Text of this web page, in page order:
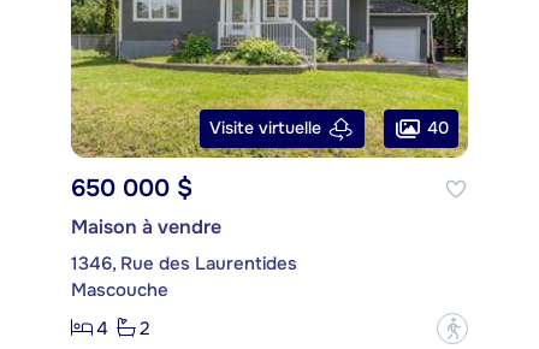
Visite virtuelle 40
650 000 $
Maison à vendre
1346, Rue des Laurentides
Mascouche
4
2 ?